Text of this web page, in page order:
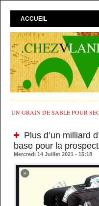
ACCUEIL
UN GRAIN DE SABLE POUR
Plus d’un milliard
base pour la
Mercredi 14 Juillet 2021 - 15:18